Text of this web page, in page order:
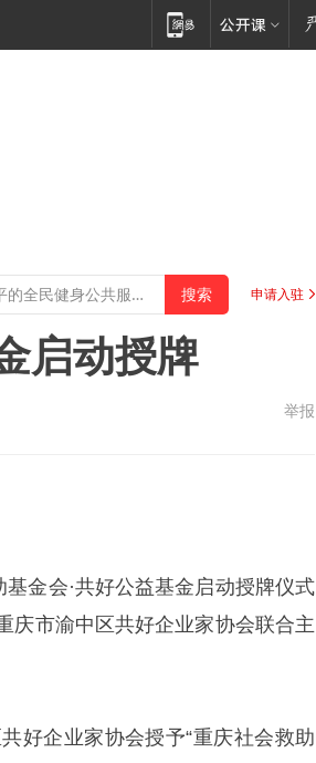
申请入驻
启动授牌
举报
金会·共好公益基金启动授牌仪式
庆市渝中区共好企业家协会联合主
好企业家协会授予“重庆社会救助